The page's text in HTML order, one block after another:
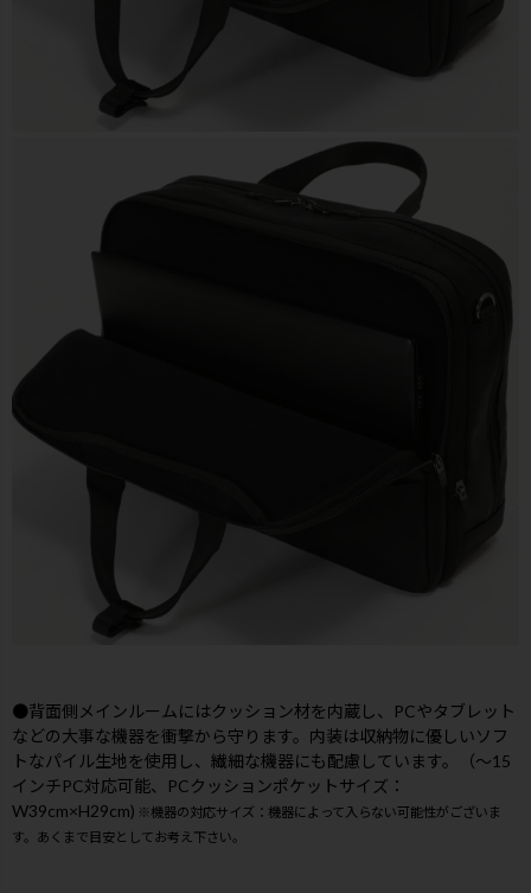
●背面側メインルームにはクッション材を内蔵し、PCやタブレット
などの大事な機器を衝撃から守ります。内装は収納物に優しいソフ
トなパイル生地を使用し、繊細な機器にも配慮しています。（～15
インチPC対応可能、PCクッションポケットサイズ：
W39cm×H29cm) ※機器の対応サイズ：機器によって入らない可能性がございま
す。あくまで目安としてお考え下さい。